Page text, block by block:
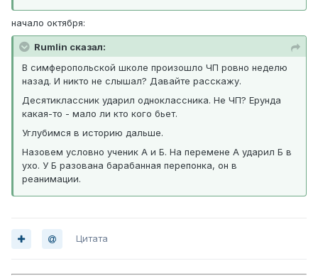
начало октября:
Rumlin сказал:
В симферопольской школе произошло ЧП ровно неделю
назад. И никто не слышал? Давайте расскажу.
Десятиклассник ударил одноклассника. Не ЧП? Ерунда
какая-то - мало ли кто кого бьет.
Углубимся в историю дальше.
Назовем условно ученик А и Б. На перемене А ударил Б в
ухо. У Б разована барабанная перепонка, он в
реанимации.
Цитата